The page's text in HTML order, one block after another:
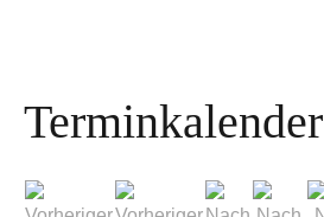
Terminkalender